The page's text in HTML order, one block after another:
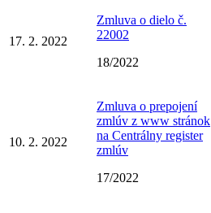
17. 2. 2022
Zmluva o dielo č.
22002
18/2022
10. 2. 2022
Zmluva o prepojení
zmlúv z www stránok
na Centrálny register
zmlúv
17/2022